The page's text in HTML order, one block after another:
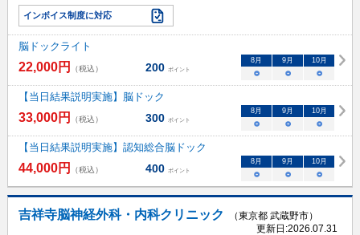
インボイス制度に対応
脳ドックライト
22,000円 （税込） 200 ポイント
8 月 9 月 10月
○ ○ ○
【当日結果説明実施】脳ドック
33,000円 （税込） 300 ポイント
8 月 9 月 10月
○ ○ ○
【当日結果説明実施】認知総合脳ドック
44,000円 （税込） 400 ポイント
8 月 9 月 10月
○ ○ ○
吉祥寺脳神経外科・内科クリニック
（東京都 武蔵野市）
更新日:2026.07.31